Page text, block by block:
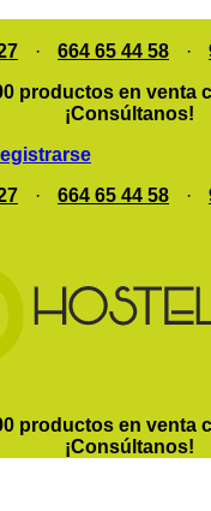
· 664 65 44 58 ·
productos en venta
¡Consúltanos!
· 664 65 44 58 ·
productos en venta
¡Consúltanos!